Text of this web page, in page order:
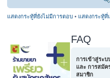
แสดงกระทู้ที่ยังไม่มีการตอบ • แสดงกระทู้ที่
FAQ
การเข้าสู่ระบ
และ การสมัค
สมาชิก